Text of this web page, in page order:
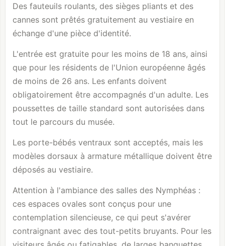
Des fauteuils roulants, des sièges pliants et des
cannes sont prêtés gratuitement au vestiaire en
échange d'une pièce d'identité.
L'entrée est gratuite pour les moins de 18 ans, ainsi
que pour les résidents de l'Union européenne âgés
de moins de 26 ans. Les enfants doivent
obligatoirement être accompagnés d'un adulte. Les
poussettes de taille standard sont autorisées dans
tout le parcours du musée.
Les porte-bébés ventraux sont acceptés, mais les
modèles dorsaux à armature métallique doivent être
déposés au vestiaire.
Attention à l'ambiance des salles des Nymphéas :
ces espaces ovales sont conçus pour une
contemplation silencieuse, ce qui peut s'avérer
contraignant avec des tout-petits bruyants. Pour les